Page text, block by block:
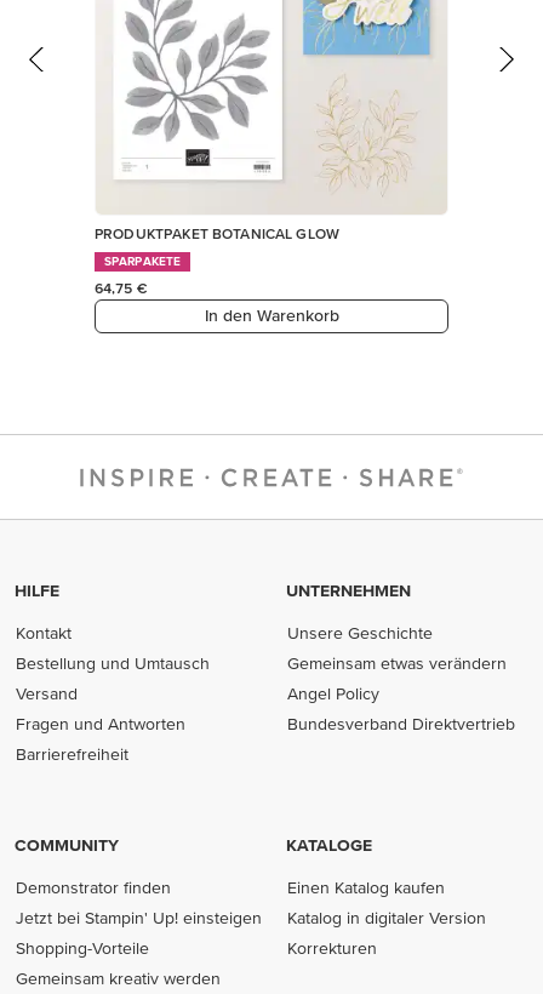
PRODUKTPAKET BOTANICAL GLOW
SPARPAKETE
64,75 €
In den Warenkorb
HILFE
Kontakt
Bestellung und Umtausch
Versand
Fragen und Antworten
Barrierefreiheit
UNTERNEHMEN
Unsere Geschichte
Gemeinsam etwas verändern
Angel Policy
Bundesverband Direktvertrieb
COMMUNITY
Demonstrator finden
Jetzt bei Stampin' Up! einsteigen
Shopping-Vorteile
Gemeinsam kreativ werden
KATALOGE
Einen Katalog kaufen
Katalog in digitaler Version
Korrekturen